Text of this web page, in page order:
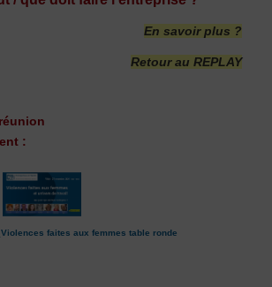
En savoir plus ?
Retour au REPLAY
:
faites aux femmes table ronde